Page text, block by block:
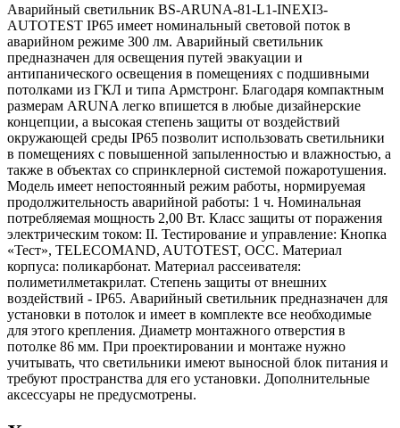
Аварийный светильник BS-ARUNA-81-L1-INEXI3-
AUTOTEST IP65 имеет номинальный световой поток в
аварийном режиме 300 лм. Аварийный светильник
предназначен для освещения путей эвакуации и
антипанического освещения в помещениях с подшивными
потолками из ГКЛ и типа Армстронг. Благодаря компактным
размерам ARUNA легко впишется в любые дизайнерские
концепции, а высокая степень защиты от воздействий
окружающей среды IP65 позволит использовать светильники
в помещениях с повышенной запыленностью и влажностью, а
также в объектах со спринклерной системой пожаротушения.
Модель имеет непостоянный режим работы, нормируемая
продолжительность аварийной работы: 1 ч. Номинальная
потребляемая мощность 2,00 Вт. Класс защиты от поражения
электрическим током: II. Тестирование и управление: Кнопка
«Тест», TELECOMAND, AUTOTEST, OCC. Материал
корпуса: поликарбонат. Материал рассеивателя:
полиметилметакрилат. Степень защиты от внешних
воздействий - IP65. Аварийный светильник предназначен для
установки в потолок и имеет в комплекте все необходимые
для этого крепления. Диаметр монтажного отверстия в
потолке 86 мм. При проектировании и монтаже нужно
учитывать, что светильники имеют выносной блок питания и
требуют пространства для его установки. Дополнительные
аксессуары не предусмотрены.